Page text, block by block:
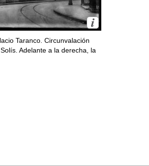
Taranco. Circunvalación
Adelante a la derecha, la